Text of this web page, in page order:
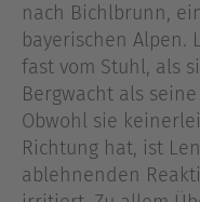
nach Bichlbrunn,
bayerischen Alpen.
fast vom Stuhl, als
Bergwacht als
Obwohl sie
Richtung hat, ist
ablehnenden